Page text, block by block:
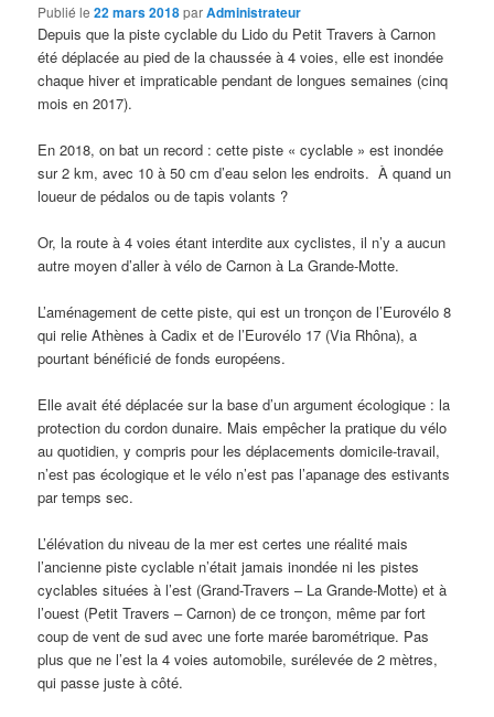
Publié le22 mars 2018parAdministrateur
Depuis que la piste cyclable du Lido du Petit Travers à Carnon
été déplacée au pied de la chaussée à 4 voies, elle est inondée
chaque hiver et impraticable pendant de longues semaines (cinq
mois en 2017).
En 2018, on bat un record : cette piste « cyclable » est inondée
sur 2 km, avec 10 à 50 cm d’eau selon les endroits. À quand un
loueur de pédalos ou de tapis volants ?
Or, la route à 4 voies étant interdite aux cyclistes, il n’y a aucun
autre moyen d’aller à vélo de Carnon à La Grande-Motte.
L’aménagement de cette piste, qui est un tronçon de l’Eurovélo 8
qui relie Athènes à Cadix et de l’Eurovélo 17 (Via Rhôna), a
pourtant bénéficié de fonds européens.
Elle avait été déplacée sur la base d’un argument écologique : la
protection du cordon dunaire. Mais empêcher la pratique du vélo
au quotidien, y compris pour les déplacements domicile-travail,
n’est pas écologique et le vélo n’est pas l’apanage des estivants
par temps sec.
L’élévation du niveau de la mer est certes une réalité mais
l’ancienne piste cyclable n’était jamais inondée ni les pistes
cyclables situées à l’est (Grand-Travers – La Grande-Motte) et à
l’ouest (Petit Travers – Carnon) de ce tronçon, même par fort
coup de vent de sud avec une forte marée barométrique. Pas
plus que ne l’est la 4 voies automobile, surélevée de 2 mètres,
qui passe juste à côté.